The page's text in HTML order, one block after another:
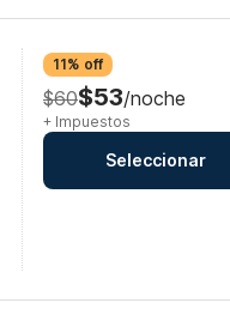
11% off
$60$53/noche
+ Impuestos
Seleccionar